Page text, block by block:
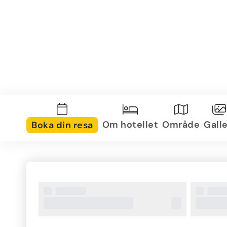
Boka din resa Om hotellet Område